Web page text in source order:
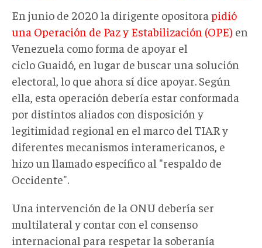
En junio de 2020 la dirigente opositora pidió
una Operación de Paz y Estabilización (OPE) en
Venezuela como forma de apoyar el
ciclo Guaidó, en lugar de buscar una solución
electoral, lo que ahora sí dice apoyar. Según
ella, esta operación debería estar conformada
por distintos aliados con disposición y
legitimidad regional en el marco del TIAR y
diferentes mecanismos interamericanos, e
hizo un llamado específico al "respaldo de
Occidente".
Una intervención de la ONU debería ser
multilateral y contar con el consenso
internacional para respetar la soberanía